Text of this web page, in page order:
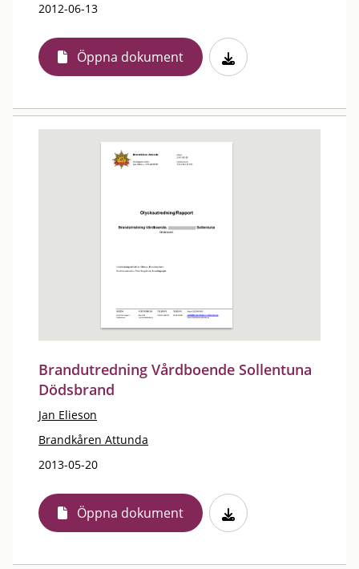
2012-06-13
Öppna dokument
Brandutredning Vårdboende Sollentuna
Dödsbrand
Jan Elieson
Brandkåren Attunda
2013-05-20
Öppna dokument